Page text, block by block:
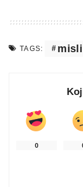
TAGS: misli
0